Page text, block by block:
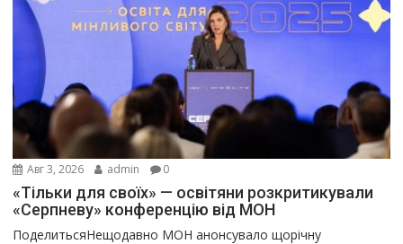
Авг 3, 2026 admin 0
«Тільки для своїх» — освітяни розкритикували
«Серпневу» конференцію від МОН
ПоделитьсяНещодавно МОН анонсувало щорічну